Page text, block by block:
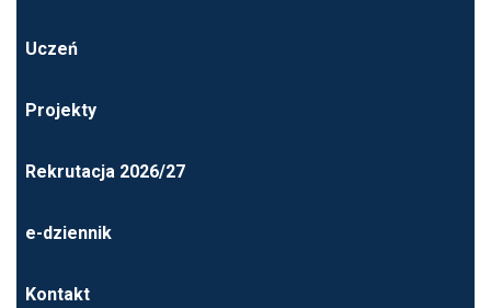
Uczeń
Projekty
Rekrutacja 2026/27
e-dziennik
Kontakt